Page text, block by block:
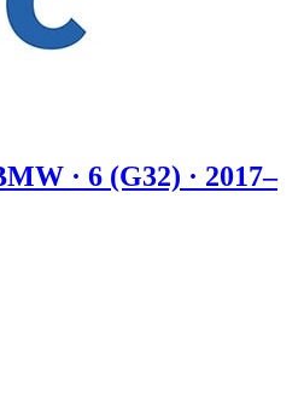
· 6 (G32) · 2017–